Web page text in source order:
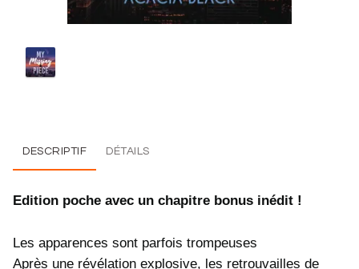
DESCRIPTIF DÉTAILS
Edition poche avec un chapitre bonus inédit !
Les apparences sont parfois trompeuses
Après une révélation explosive, les retrouvailles de